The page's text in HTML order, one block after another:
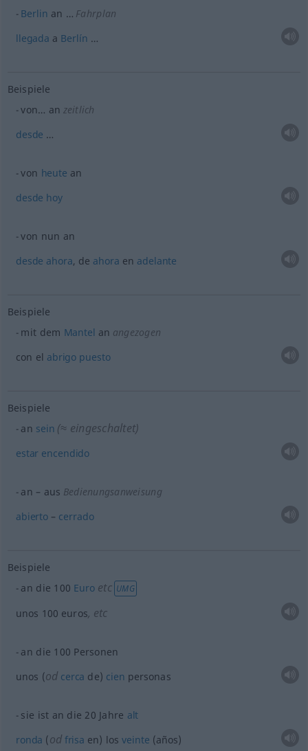
Berlin an … Fahrplan
llegada a Berlín …
Beispiele
von… an zeitlich
desde …
von heute an
desde hoy
von nun an
desde ahora, de ahora en adelante
Beispiele
mit dem Mantel an angezogen
con el abrigo puesto
Beispiele
an sein (≈ eingeschaltet)
estar encendido
an – aus Bedienungsanweisung
abierto– cerrado
Beispiele
an die 100 Euroetc UMG
unos 100 euros, etc
an die 100 Personen
unos (od cerca de) cien personas
sie ist an die 20 Jahre alt
ronda (odfrisa en) losveinte (años)